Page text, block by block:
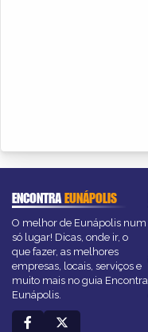
ENCONTRAEUNÁPOLIS
O melhor de Eunápolis num
só lugar! Dicas, onde ir, o
que fazer, as melhores
empresas, locais, serviços e
muito mais no guia Encontra
Eunápolis.